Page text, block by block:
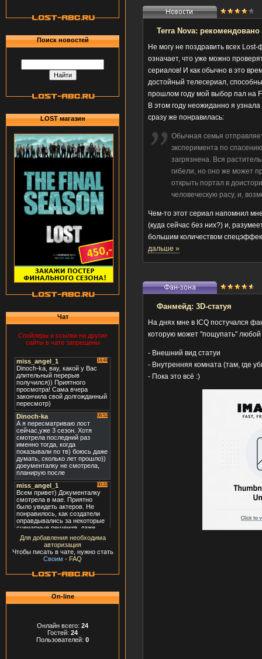
Поиск новостей
LOST магазин
Чат
Спойлеры и ссылки на другие
сайты в чате запрещены
Для добавления необходима
авторизация
Чтобы писать в чате, нужно стать
Своим - FAQ
On-line
Онлайн всего: 24
Гостей: 24
Пользователей: 0
Terra Nova:
Не могу не поздравить всех
означает, что уже можно
сериалов! И как обычно в это
достойный телесериал,
прошлом году мой выбор пал на
В этом году неожиданно я
сразу же понравилась:
Обычная семья
эксперимента по
загрязнена. Вся
гибели, но оно же может
открыть портал в
человеческую расу, и,
Чем-то этот сериал напомнил
(куда сейчас без них?) и,
большим количеством
дальше »
Фанмейд: 3D-статуя
На днях мне в ICQ постучался
которую может "пощупать"
- Внешний вид статуи
- Внутренняя комната (там, где
- Пока это всё :)